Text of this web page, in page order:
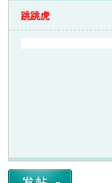
跳跳虎